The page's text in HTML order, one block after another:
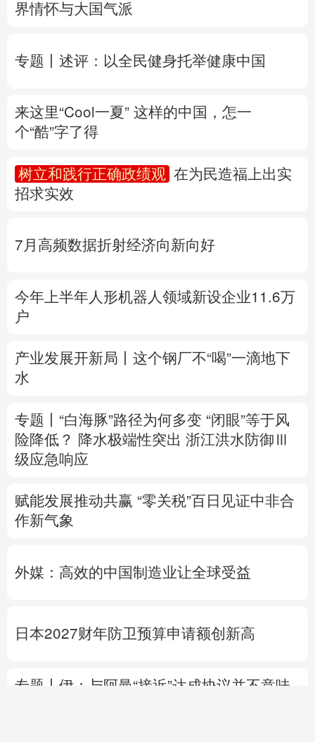
四川 贵州
多语种频道
English Español Français عربى
Deutsch Português
界情怀与大国气派
专题丨 述评：以全民健身托举健康中国
来这里“Cool一夏” 这样的中国，怎一
个“酷”字了得
树立和践行正确政绩观
在为民造福上出实
招求实效
7月高频数据折射经济向新向好
今年上半年人形机器人领域新设企业11.6万
户
产业发展开新局丨 这个钢厂不“喝”一滴地下
水
专题丨 “白海豚”路径为何多变 “闭眼”等于风
险降低？
降水极端性突出 浙江洪水防御Ⅲ
级应急响应
赋能发展推动共赢 “零关税”百日见证中非合
作新气象
外媒：高效的中国制造业让全球受益
日本2027财年防卫预算申请额创新高
专题丨 伊：与阿曼“接近”达成协议并不意味